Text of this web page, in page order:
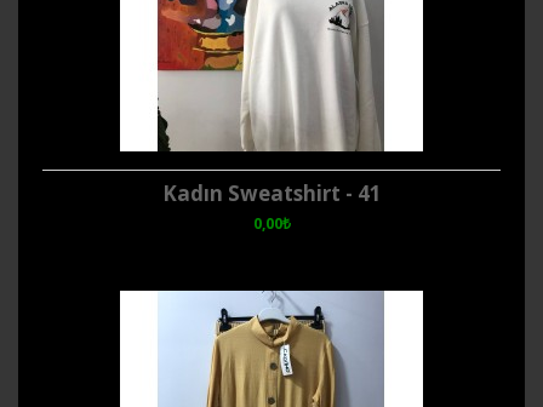
Kadın Sweatshirt - 41
0,00₺